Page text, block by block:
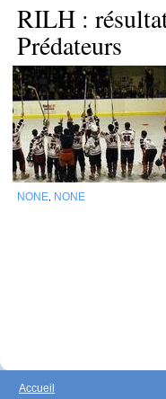
RILH :
Prédateurs
NONE NONE
Accueil